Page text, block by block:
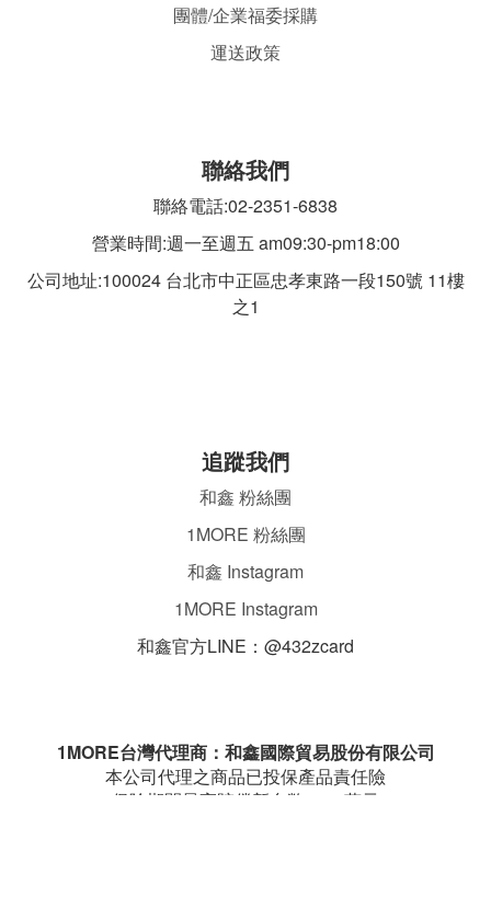
團體/企業福委採購
運送政策
聯絡我們
聯絡電話:02-2351-6838
營業時間:週一至週五 am09:30-pm18:00
公司地址:100024 台北市中正區忠孝東路一段150號 11樓
之1
追蹤我們
和鑫 粉絲團
1MORE 粉絲團
和鑫 Instagram
1MORE Instagram
和鑫官方LINE：@432zcard
1MORE台灣代理商：和鑫國際貿易股份有限公司
本公司代理之商品已投保產品責任險
保險期間最高賠償新台幣1000萬元